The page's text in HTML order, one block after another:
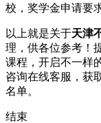
校，奖学金申请要
以上就是关于天津
理，供各位参考！
课程，开启不一样
咨询在线客服 ，获
名单。
结束